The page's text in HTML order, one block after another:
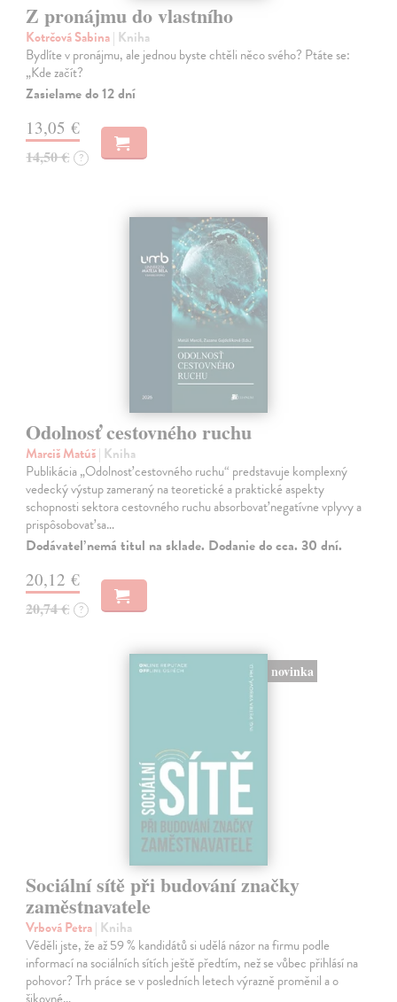
Z pronájmu do vlastního
Kotrčová Sabina| Kniha
Bydlíte v pronájmu, ale jednou byste chtěli něco svého? Ptáte se:
„Kde začít?
Zasielame do 12 dní
13,05 €
14,50 € ?
Odolnosť cestovného ruchu
Marciš Matúš| Kniha
Publikácia „Odolnosť cestovného ruchu“ predstavuje komplexný
vedecký výstup zameraný na teoretické a praktické aspekty
schopnosti sektora cestovného ruchu absorbovať negatívne vplyvy a
prispôsobovať sa…
Dodávateľ nemá titul na sklade. Dodanie do cca. 30 dní.
20,12 €
20,74 € ?
novinka
Sociální sítě při budování značky
zaměstnavatele
Vrbová Petra| Kniha
Věděli jste, že až 59 % kandidátů si udělá názor na firmu podle
informací na sociálních sítích ještě předtím, než se vůbec přihlásí na
pohovor? Trh práce se v posledních letech výrazně proměnil a o